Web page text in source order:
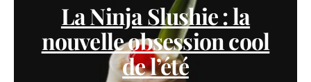
La Ninja Slushie : la
nouvelle obsession cool
de l’été